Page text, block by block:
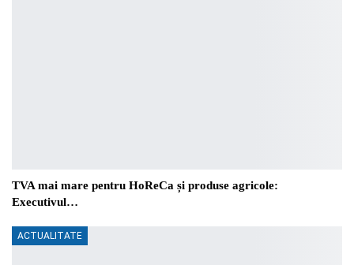
TVA mai mare pentru HoReCa și produse agricole:
Executivul…
ACTUALITATE